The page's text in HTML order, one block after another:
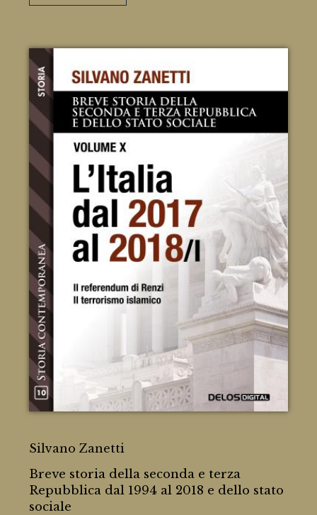
Silvano Zanetti
Breve storia della seconda e terza
Repubblica dal 1994 al 2018 e dello stato
sociale